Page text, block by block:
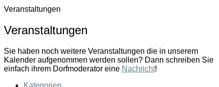
Veranstaltungen
Veranstaltungen
Sie haben noch weitere Veranstaltungen die in unserem
Kalender aufgenommen werden sollen? Dann schreiben Sie
einfach ihrem Dorfmoderator eine Nachricht!
Kategorien